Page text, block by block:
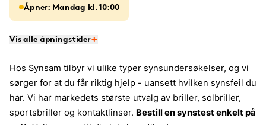
Åpner: Mandag kl. 10:00
Vis alle åpningstider
Hos Synsam tilbyr vi ulike typer synsundersøkelser, og vi
sørger for at du får riktig hjelp - uansett hvilken synsfeil du
har. Vi har markedets største utvalg av briller, solbriller,
sportsbriller og kontaktlinser. Bestill en synstest enkelt på